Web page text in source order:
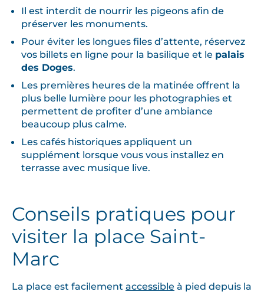
Il est interdit de nourrir les pigeons afin de
préserver les monuments.
Pour éviter les longues files d’attente, réservez
vos billets en ligne pour la basilique et le palais
des Doges.
Les premières heures de la matinée offrent la
plus belle lumière pour les photographies et
permettent de profiter d’une ambiance
beaucoup plus calme.
Les cafés historiques appliquent un
supplément lorsque vous vous installez en
terrasse avec musique live.
Conseils pratiques pour
visiter la place Saint-
Marc
La place est facilement accessible à pied depuis la